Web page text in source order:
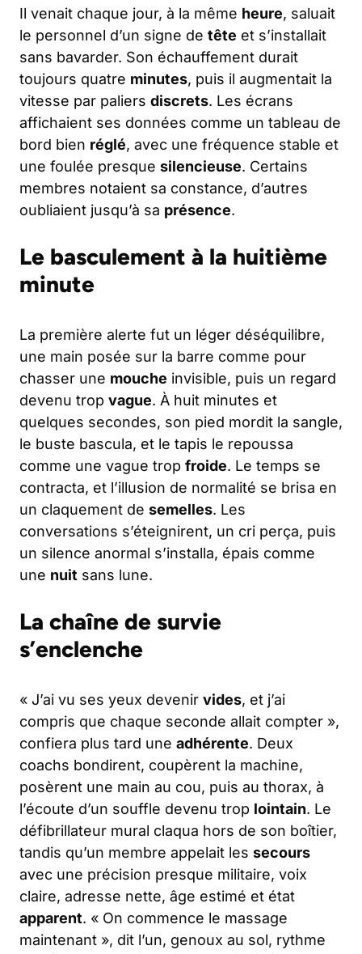
Il venait chaque jour, à la même heure, saluait
le personnel d’un signe de tête et s’installait
sans bavarder. Son échauffement durait
toujours quatre minutes, puis il augmentait la
vitesse par paliers discrets. Les écrans
affichaient ses données comme un tableau de
bord bien réglé, avec une fréquence stable et
une foulée presque silencieuse. Certains
membres notaient sa constance, d’autres
oubliaient jusqu’à sa présence.
Le basculement à la huitième
minute
La première alerte fut un léger déséquilibre,
une main posée sur la barre comme pour
chasser une mouche invisible, puis un regard
devenu trop vague. À huit minutes et
quelques secondes, son pied mordit la sangle,
le buste bascula, et le tapis le repoussa
comme une vague trop froide. Le temps se
contracta, et l’illusion de normalité se brisa en
un claquement de semelles. Les
conversations s’éteignirent, un cri perça, puis
un silence anormal s’installa, épais comme
une nuit sans lune.
La chaîne de survie
s’enclenche
« J’ai vu ses yeux devenir vides, et j’ai
compris que chaque seconde allait compter »,
confiera plus tard une adhérente. Deux
coachs bondirent, coupèrent la machine,
posèrent une main au cou, puis au thorax, à
l’écoute d’un souffle devenu trop lointain. Le
défibrillateur mural claqua hors de son boîtier,
tandis qu’un membre appelait les secours
avec une précision presque militaire, voix
claire, adresse nette, âge estimé et état
apparent. « On commence le massage
maintenant », dit l’un, genoux au sol, rythme